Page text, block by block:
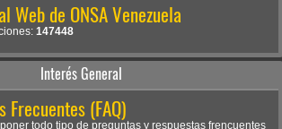
Web de ONSA Venezuela
147448
Interés General
Frecuentes (FAQ)
todo tipo de preguntas y respuestas frencuentes